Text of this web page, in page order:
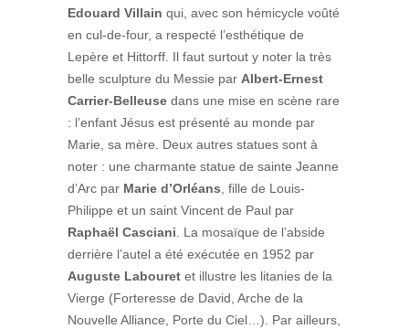
Edouard Villain qui, avec son hémicycle voûté
en cul-de-four, a respecté l’esthétique de
Lepère et Hittorff. Il faut surtout y noter la très
belle sculpture du Messie par Albert-Ernest
Carrier-Belleusedans une mise en scène rare
: l’enfant Jésus est présenté au monde par
Marie, sa mère. Deux autres statues sont à
noter : une charmante statue de sainte Jeanne
d’Arc par Marie d’Orléans, fille de Louis-
Philippe et un saint Vincent de Paul par
Raphaël Casciani. La mosaïque de l’abside
derrière l’autel a été exécutée en 1952 par
Auguste Labouretet illustre les litanies de la
Vierge (Forteresse de David, Arche de la
Nouvelle Alliance, Porte du Ciel…). Par ailleurs,